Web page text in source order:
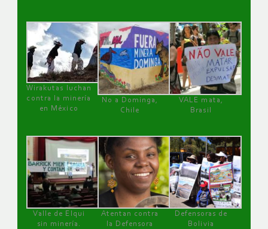
Wirakutas luchan
contra la minería
en México
No a Dominga,
Chile
VALE mata,
Brasil
Valle de Elqui
sin minería.
Atentan contra
la Defensora
Defensoras de
Bolivia